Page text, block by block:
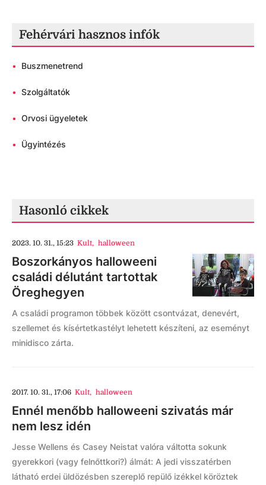
Fehérvári hasznos infók
• Buszmenetrend
• Szolgáltatók
• Orvosi ügyeletek
• Ügyintézés
Hasonló cikkek
2023. 10. 31., 15:23 Kult, halloween
Boszorkányos halloweeni
családi délutánt tartottak
Öreghegyen
A családi programon többek között csontvázat, denevért,
szellemet és kísértetkastélyt lehetett készíteni, az eseményt
minidisco zárta.
2017. 10. 31., 17:06 Kult, halloween
Ennél menőbb halloweeni szivatás már
nem lesz idén
Jesse Wellens és Casey Neistat valóra váltotta sokunk
gyerekkori (vagy felnőttkori?) álmát: A jedi visszatérben
látható erdei üldözésben szereplő repülő izékkel köröztek